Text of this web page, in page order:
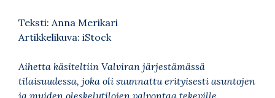
Teksti: Anna Merikari
Artikkelikuva: iStock
Aihetta käsiteltiin Valviran järjestämässä
tilaisuudessa, joka oli suunnattu erityisesti asuntojen
ja muiden oleskelutilojen valvontaa tekeville